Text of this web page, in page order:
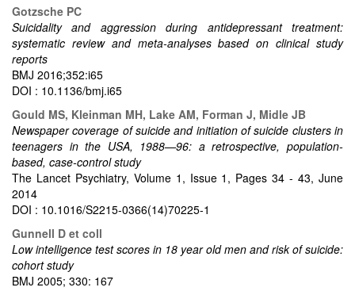
Gotzsche PC
Suicidality and aggression during antidepressant treatment:
systematic review and meta-analyses based on clinical study
reports
BMJ 2016;352:i65
DOI : 10.1136/bmj.i65
Gould MS, Kleinman MH, Lake AM, Forman J, Midle JB
Newspaper coverage of suicide and initiation of suicide clusters in
teenagers in the USA, 1988—96: a retrospective, population-
based, case-control study
The Lancet Psychiatry, Volume 1, Issue 1, Pages 34 - 43, June
2014
DOI : 10.1016/S2215-0366(14)70225-1
Gunnell D et coll
Low intelligence test scores in 18 year old men and risk of suicide:
cohort study
BMJ 2005; 330: 167